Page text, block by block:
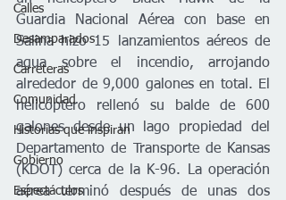
Calles
Desamparados
Carreteras
Comunidad
Historias que inspiran
Gobierno
Espectáculos
Guardia Nacional Aérea con base en
Salina hizo 15 lanzamientos aéreos de
agua sobre el incendio, arrojando
alrededor de 9,000 galones en total. El
helicóptero rellenó su balde de 600
galones desde un lago propiedad del
Departamento de Transporte de Kansas
(KDOT) cerca de la K-96. La operación
aérea terminó después de unas dos